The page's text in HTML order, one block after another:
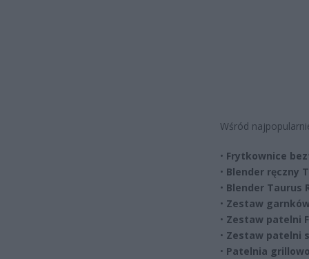
Wśród
• Frytkownice
• Blender ręczny
• Blender Taurus
• Zestaw
• Zestaw patelni
• Zestaw patelni
• Patelnia